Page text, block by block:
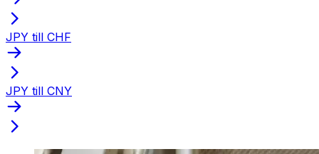
JPY till CHF
JPY till CNY